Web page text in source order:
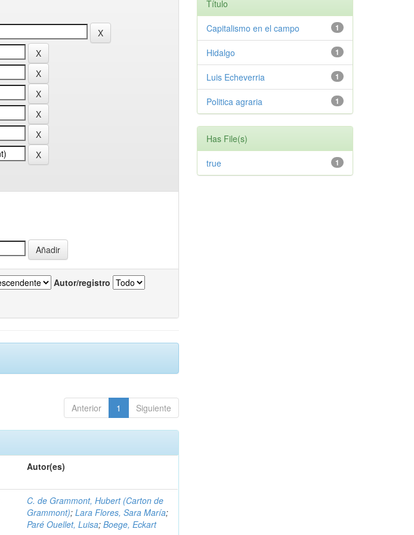
Autor/registro
Anterior 1 Siguiente
Autor(es)
C. de Grammont, Hubert (Carton de
Grammont);Lara Flores, Sara María;
Paré Ouellet, Luisa;Boege, Eckart
Título
1
Capitalismo en el campo
1
Hidalgo
1
Luis Echeverria
1
Politica agraria
Has File(s)
1
true